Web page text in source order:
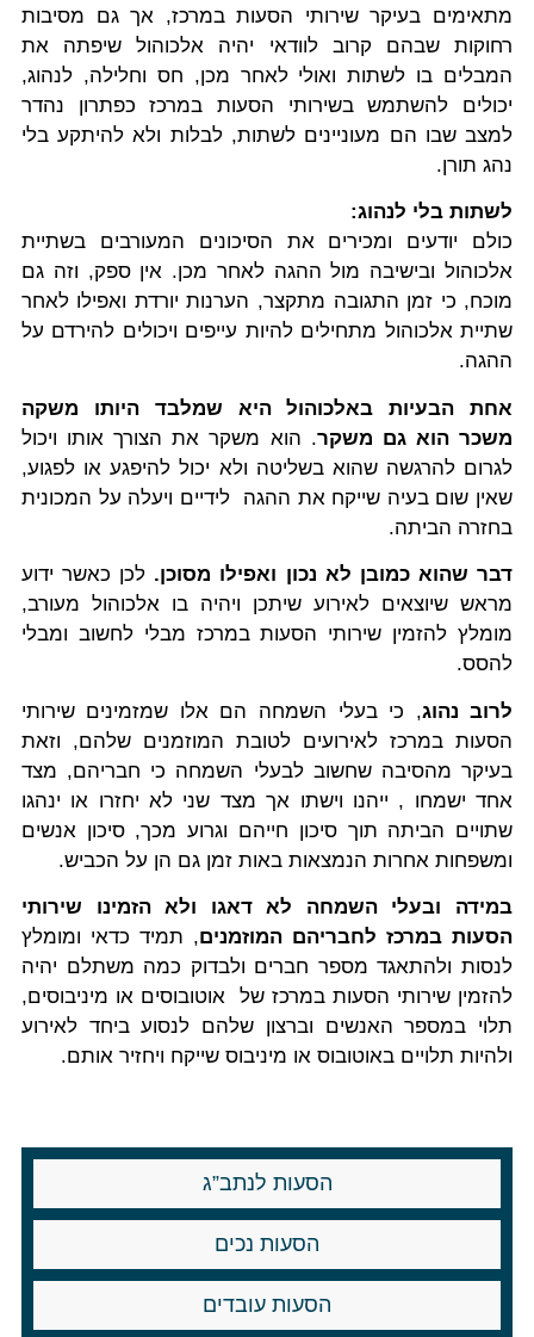
מתאימים בעיקר שירותי הסעות במרכז, אך גם מסיבות
רחוקות שבהם קרוב לוודאי יהיה אלכוהול שיפתה את
המבלים בו לשתות ואולי לאחר מכן, חס וחלילה, לנהוג,
יכולים להשתמש בשירותי הסעות במרכז כפתרון נהדר
למצב שבו הם מעוניינים לשתות, לבלות ולא להיתקע בלי
נהג תורן.
לשתות בלי לנהוג:
כולם יודעים ומכירים את הסיכונים המעורבים בשתיית
אלכוהול ובישיבה מול ההגה לאחר מכן. אין ספק, וזה גם
מוכח, כי זמן התגובה מתקצר, הערנות יורדת ואפילו לאחר
שתיית אלכוהול מתחילים להיות עייפים ויכולים להירדם על
ההגה.
אחת הבעיות באלכוהול היא שמלבד היותו משקה
משכר הוא גם משקר. הוא משקר את הצורך אותו ויכול
לגרום להרגשה שהוא בשליטה ולא יכול להיפגע או לפגוע,
שאין שום בעיה שייקח את ההגה לידיים ויעלה על המכונית
בחזרה הביתה.
דבר שהוא כמובן לא נכון ואפילו מסוכן. לכן כאשר ידוע
מראש שיוצאים לאירוע שיתכן ויהיה בו אלכוהול מעורב,
מומלץ להזמין שירותי הסעות במרכז מבלי לחשוב ומבלי
להסס.
לרוב נהוג, כי בעלי השמחה הם אלו שמזמינים שירותי
הסעות במרכז לאירועים לטובת המוזמנים שלהם, וזאת
בעיקר מהסיבה שחשוב לבעלי השמחה כי חבריהם, מצד
אחד ישמחו , ייהנו וישתו אך מצד שני לא יחזרו או ינהגו
שתויים הביתה תוך סיכון חייהם וגרוע מכך, סיכון אנשים
ומשפחות אחרות הנמצאות באות זמן גם הן על הכביש.
במידה ובעלי השמחה לא דאגו ולא הזמינו שירותי
הסעות במרכז לחבריהם המוזמנים, תמיד כדאי ומומלץ
לנסות ולהתאגד מספר חברים ולבדוק כמה משתלם יהיה
להזמין שירותי הסעות במרכז של אוטובוסים או מיניבוסים,
תלוי במספר האנשים וברצון שלהם לנסוע ביחד לאירוע
ולהיות תלויים באוטובוס או מיניבוס שייקח ויחזיר אותם.
הסעות לנתב”ג
הסעות נכים
הסעות עובדים